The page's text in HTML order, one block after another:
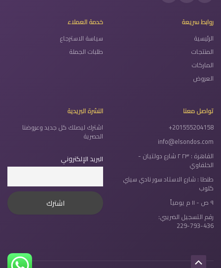
روابط سريعة
الرئيسية
المنتجات
الماركات
العروض
خدمة العملاء
سياسة الاسترجاع
طلبات الجملة
تواصل معنا
+201555204158
info@elsondos.com
القاهرة : ٢٣ ٢ شارع دولتيان -
الخلفاوي
طنطا : شارع الاستاد سور نادي سيتي
كلوب
٩ ص - ١١ م يومياً
رقم التسجيل الضريبي:
229-793-436
النشرة البريدية
اشترك ليصلك كل جديد وعروضنا
الحصرية
البريد الإلكتروني